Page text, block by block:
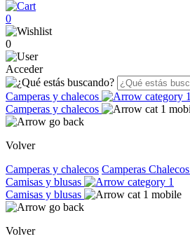
0
0
Acceder
Camperas y chalecos
Camperas y chalecos
Volver
Camperas y chalecos Camperas Chalecos
Camisas y blusas
Camisas y blusas
Volver